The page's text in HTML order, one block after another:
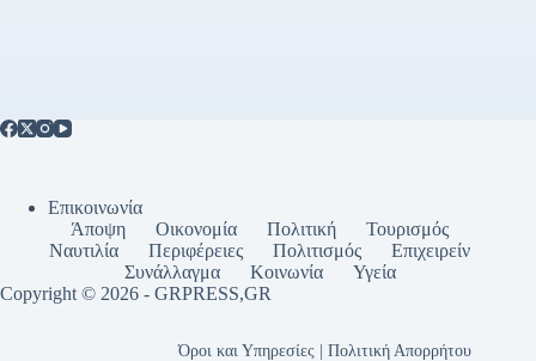
Επικοινωνία
Άποψη
Οικονομία Πολιτική
Τουρισμός
Ναυτιλία
Περιφέρειες Πολιτισμός
Επιχειρείν
Συνάλλαγμα
Κοινωνία
Υγεία
Copyright © 2026 - GRPRESS,GR
Όροι και Υπηρεσίες | Πολιτική Απορρήτου